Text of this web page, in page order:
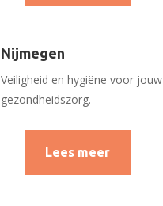
Nijmegen
Veiligheid en hygiëne voor jouw
gezondheidszorg.
Lees meer